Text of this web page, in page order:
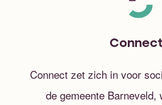
Connect zet zich in voor
de gemeente Barneveld,